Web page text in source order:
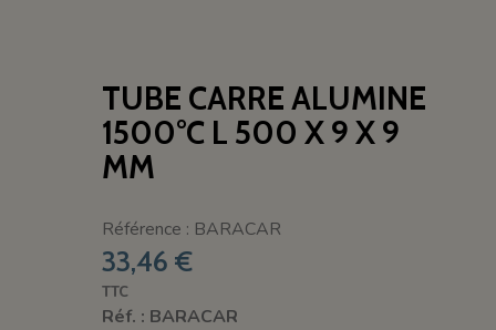
TUBE CARRE ALUMINE
1500°C L 500 X 9 X 9
MM
Référence : BARACAR
33,46 €
TTC
Réf. : BARACAR